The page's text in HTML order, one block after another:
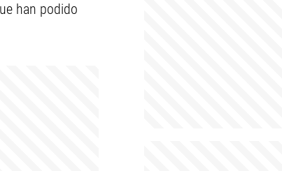
han podido